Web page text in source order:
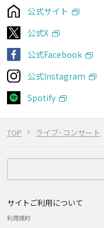
TOP ライブ･コンサート
公式サイト
公式X
公式Facebook
公式Instagram
Spotify
サイトご利用について
利用規約